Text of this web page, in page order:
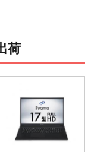
荷